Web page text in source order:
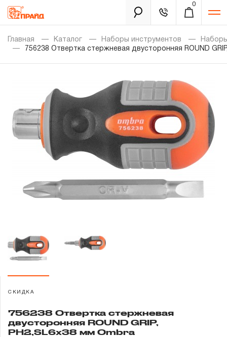
0
Каталог
Новинки
Распродажа
Уцененный товар
Новости
Гарантия и сервис
Партнерам
Контакты
Забыли пароль?
Главная Каталог Наборы инструментов
756238 Отвертка стержневая двусторонняя ROUND
СКИДКА
756238 Отвертка стержневая
двусторонняя ROUND GRIP,
РН2,SL6x38 мм Ombra